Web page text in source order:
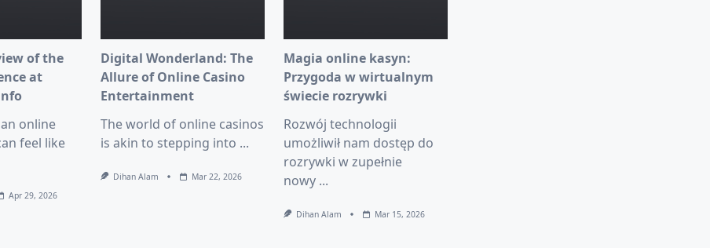
of the
at
online
feel like
Apr 29, 2026
Digital Wonderland: The
Allure of Online Casino
Entertainment
The world of online casinos
is akin to stepping into ...
Dihan Alam Mar 22, 2026
Magia online kasyn:
Przygoda w wirtualnym
świecie rozrywki
Rozwój technologii
umożliwił nam dostęp do
rozrywki w zupełnie
nowy ...
Dihan Alam Mar 15, 2026